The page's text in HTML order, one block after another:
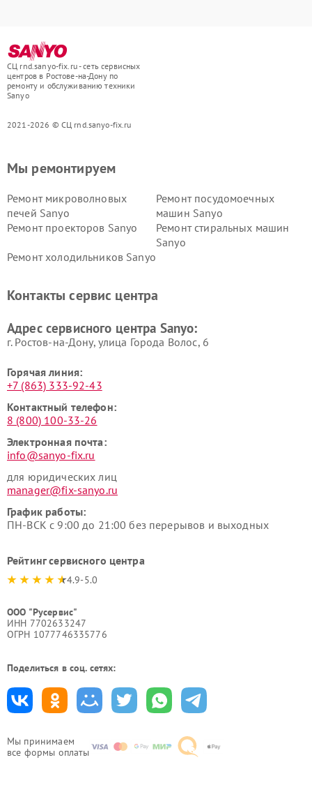
СЦ rnd.sanyo-fix.ru - сеть сервисных
центров в Ростове-на-Дону по
ремонту и обслуживанию техники
Sanyo
2021-2026 © СЦ rnd.sanyo-fix.ru
Мы принимаем
все формы оплаты
Мы ремонтируем
Ремонт микроволновых
печей Sanyo
Ремонт посудомоечных
машин Sanyo
Ремонт проекторов Sanyo
Ремонт стиральных машин
Sanyo
Ремонт холодильников Sanyo
Контакты сервис центра
Адрес сервисного центра Sanyo:
г. Ростов-на-Дону, улица Города Волос, 6
Горячая линия:
+7 (863) 333-92-43
Контактный телефон:
8 (800) 100-33-26
Электронная почта:
info@sanyo-fix.ru
для юридических лиц
manager@fix-sanyo.ru
График работы:
ПН-ВСК с 9:00 до 21:00 без перерывов и выходных
Рейтинг сервисного центра
4.9-5.0
ООО "Русервис"
ИНН 7702633247
ОГРН 1077746335776
Поделиться в соц. сетях: